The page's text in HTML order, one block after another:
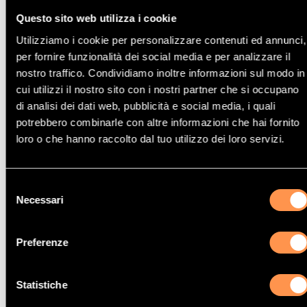
Questo sito web utilizza i cookie
Utilizziamo i cookie per personalizzare contenuti ed annunci,
per fornire funzionalità dei social media e per analizzare il
nostro traffico. Condividiamo inoltre informazioni sul modo in
cui utilizzi il nostro sito con i nostri partner che si occupano
di analisi dei dati web, pubblicità e social media, i quali
potrebbero combinarle con altre informazioni che hai fornito
loro o che hanno raccolto dal tuo utilizzo dei loro servizi.
delNecessari
Preferenze
Statistiche
Catalizzatore CitroËn XANTIA
2.0TD HDI 1997 cc
80 Kw / 109 cv
DW10ATED (RHZ)
11/99>
2.1TD 2088 cc
XUD11BTE